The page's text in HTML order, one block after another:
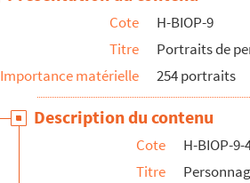
Cote
H-BIOP-9
Titre
Portraits de
Importance matérielle
254 portraits
Description du contenu
Cote
H-BIOP-9-
Titre